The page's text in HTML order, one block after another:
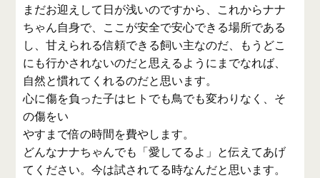
まだお迎えして日が浅いのですから、これからナナ
ちゃん自身で、ここが安全で安心できる場所である
し、甘えられる信頼できる飼い主なのだ、もうどこ
にも行かされないのだと思えるようにまでなれば、
自然と慣れてくれるのだと思います。
心に傷を負った子はヒトでも鳥でも変わりなく、そ
の傷をい
やすまで倍の時間を費やします。
どんなナナちゃんでも「愛してるよ」と伝えてあげ
てください。今は試されてる時なんだと思います。